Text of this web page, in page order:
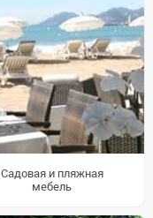
Садовая и пляжная
мебель